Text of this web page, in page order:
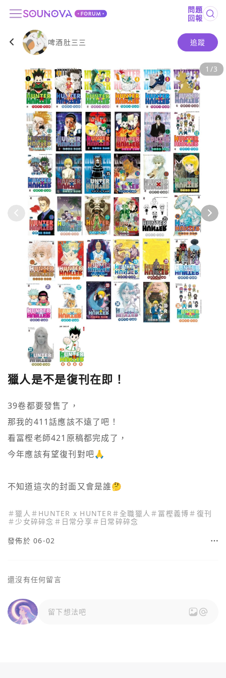
問題
回報
1 /3
啤酒肚三三 追蹤
獵人是不是復刊在即！
39卷都要發售了，
那我的411話應該不遠了吧！
看冨樫老師421原稿都完成了，
今年應該有望復刊對吧🙏
不知道這次的封面又會是誰🤔
＃獵人 ＃ HUNTER x HUNTER ＃ 全職獵人 ＃ 冨樫義博＃ 復刊
＃ 少女碎碎念 ＃ 日常分享＃ 日常碎碎念
發佈於 06-02
還沒有任何留言
留下想法吧